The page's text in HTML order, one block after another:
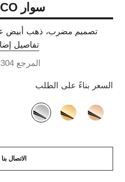
سوار COCO
تصميم مضرب، ذهب أبيض عيار 18
تفاصيل
المرجع J12304
السعر بناءً على الطلب
الصيغة البديلة(3)
الاتصال بنا